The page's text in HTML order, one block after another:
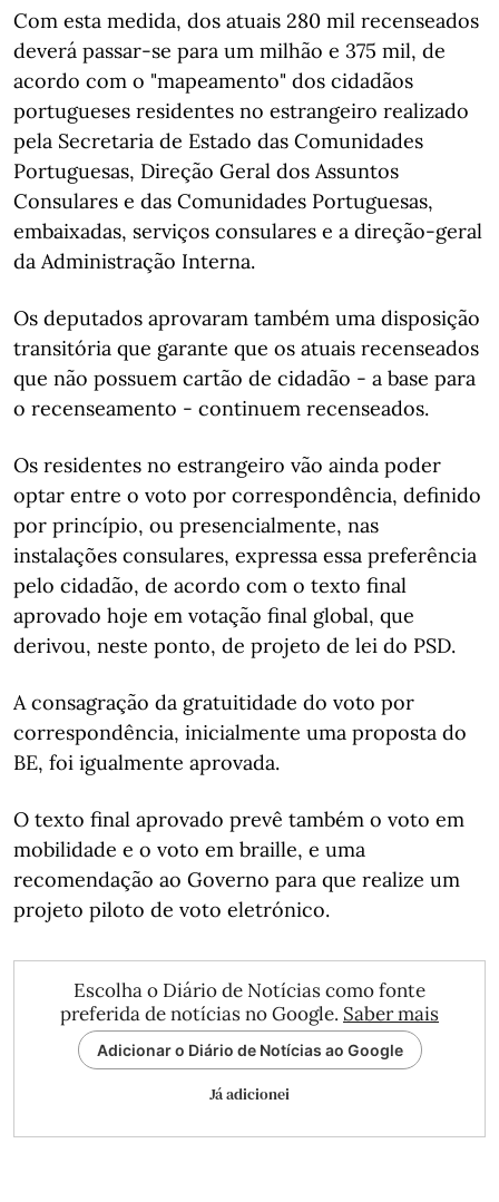
Com esta medida, dos atuais 280 mil recenseados
deverá passar-se para um milhão e 375 mil, de
acordo com o "mapeamento" dos cidadãos
portugueses residentes no estrangeiro realizado
pela Secretaria de Estado das Comunidades
Portuguesas, Direção Geral dos Assuntos
Consulares e das Comunidades Portuguesas,
embaixadas, serviços consulares e a direção-geral
da Administração Interna.
Os deputados aprovaram também uma disposição
transitória que garante que os atuais recenseados
que não possuem cartão de cidadão - a base para
o recenseamento - continuem recenseados.
Os residentes no estrangeiro vão ainda poder
optar entre o voto por correspondência, definido
por princípio, ou presencialmente, nas
instalações consulares, expressa essa preferência
pelo cidadão, de acordo com o texto final
aprovado hoje em votação final global, que
derivou, neste ponto, de projeto de lei do PSD.
A consagração da gratuitidade do voto por
correspondência, inicialmente uma proposta do
BE, foi igualmente aprovada.
O texto final aprovado prevê também o voto em
mobilidade e o voto em braille, e uma
recomendação ao Governo para que realize um
projeto piloto de voto eletrónico.
Escolha o Diário de Notícias como fonte
preferida de notícias no Google. Saber mais
Adicionar o Diário de Notícias ao Google
Já adicionei